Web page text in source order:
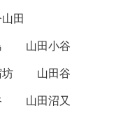
田
山田小谷
山田谷
山田沼又